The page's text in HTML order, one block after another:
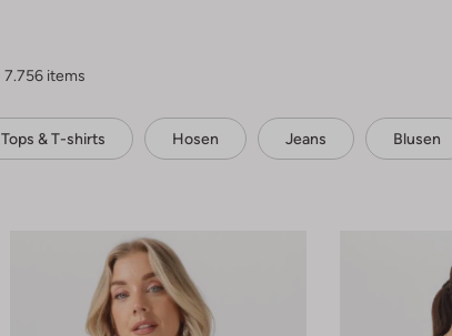
7.756 items
Tops & T-shirts Hosen Jeans Blusen